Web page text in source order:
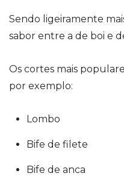
Sendo ligeiramente
sabor entre a de boi e
Os cortes mais
por exemplo:
Lombo
Bife de filete
Bife de anca